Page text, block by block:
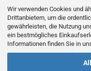
Wir verwenden Cookies und
Drittanbietern, um die
gewährleisten, die Nutzung
ein bestmögliches
Informationen finden Sie in
Fragen zum
email: